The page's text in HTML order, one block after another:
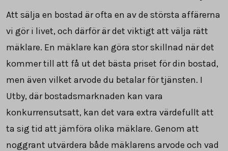
Att sälja en bostad är ofta en av de största affärerna
vi gör i livet, och därför är det viktigt att välja rätt
mäklare. En mäklare kan göra stor skillnad när det
kommer till att få ut det bästa priset för din bostad,
men även vilket arvode du betalar för tjänsten. I
Utby, där bostadsmarknaden kan vara
konkurrensutsatt, kan det vara extra värdefullt att
ta sig tid att jämföra olika mäklare. Genom att
noggrant utvärdera både mäklarens arvode och vad